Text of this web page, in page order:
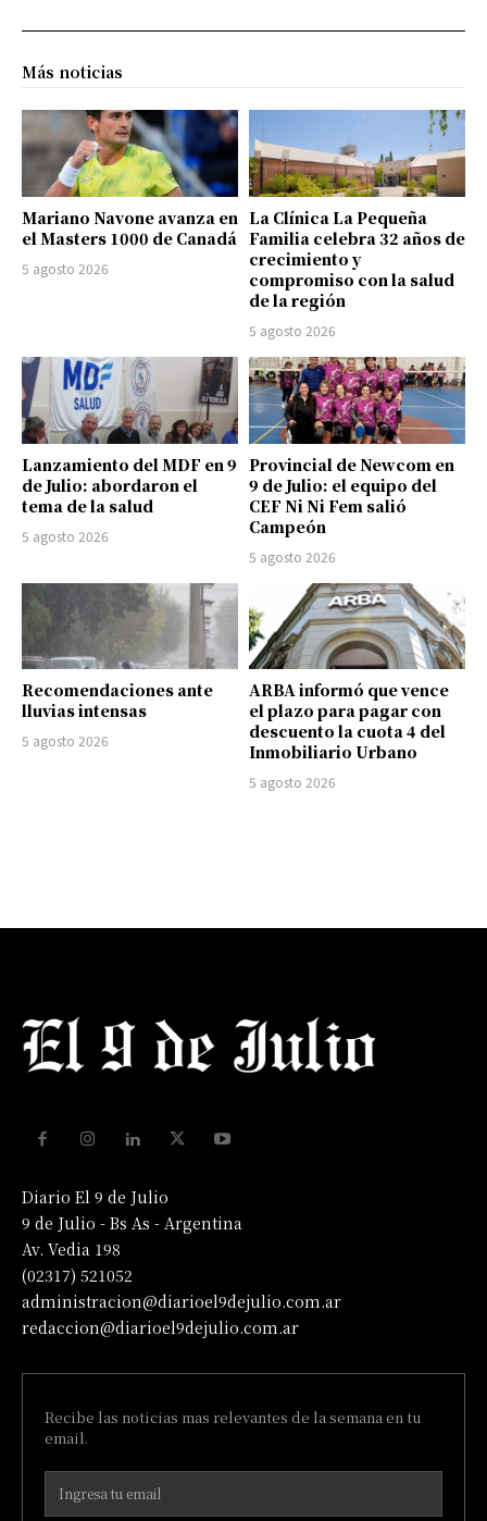
Más noticias
Mariano Navone avanza en
el Masters 1000 de Canadá
5 agosto 2026
La Clínica La Pequeña
Familia celebra 32 años de
crecimiento y
compromiso con la salud
de la región
5 agosto 2026
Lanzamiento del MDF en 9
de Julio: abordaron el
tema de la salud
5 agosto 2026
Provincial de Newcom en
9 de Julio: el equipo del
CEF Ni Ni Fem salió
Campeón
5 agosto 2026
Recomendaciones ante
lluvias intensas
5 agosto 2026
ARBA informó que vence
el plazo para pagar con
descuento la cuota 4 del
Inmobiliario Urbano
5 agosto 2026
Diario El 9 de Julio
9 de Julio - Bs As - Argentina
Av. Vedia 198
(02317) 521052
administracion@diarioel9dejulio.com.ar
redaccion@diarioel9dejulio.com.ar
Recibe las noticias mas relevantes de la semana en tu
email.